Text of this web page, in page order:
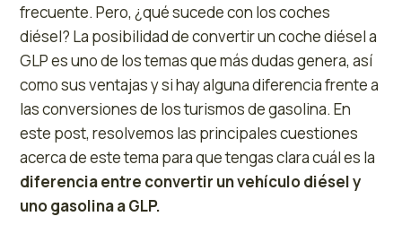
frecuente. Pero, ¿qué sucede con los coches
diésel? La posibilidad de convertir un coche diésel a
GLP es uno de los temas que más dudas genera, así
como sus ventajas y si hay alguna diferencia frente a
las conversiones de los turismos de gasolina. En
este post, resolvemos las principales cuestiones
acerca de este tema para que tengas clara cuál es la
diferencia entre convertir un vehículo diésel y
uno gasolina a GLP.